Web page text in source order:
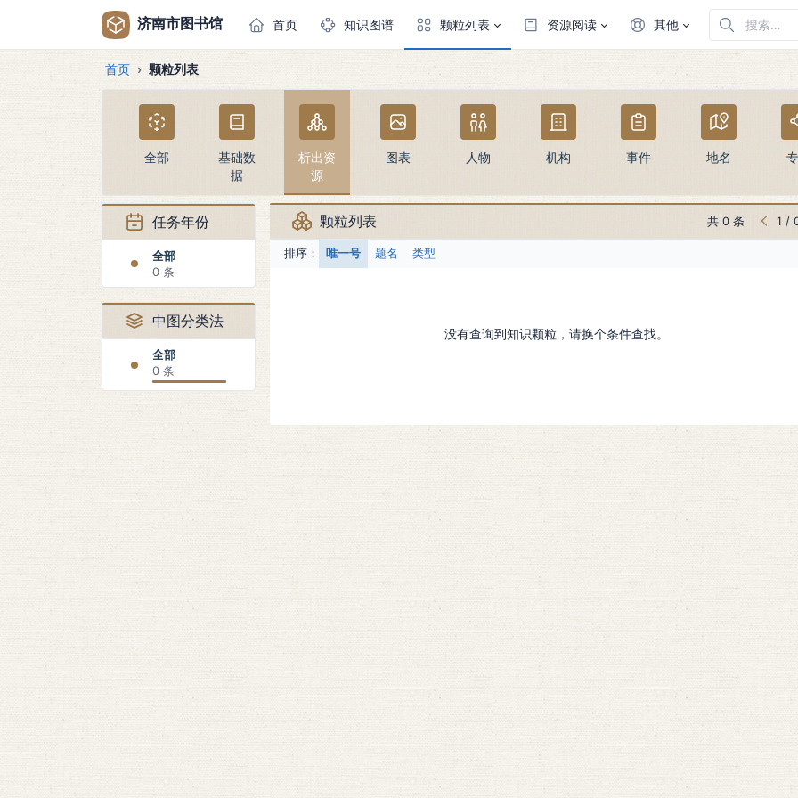
济南市图书馆 首页 知识图谱 颗粒列表 资源阅读 其他
首页 颗粒列表
全部
基础数
据
析出资
源
图表 人物 机构 事件 地名
任务年份
全部
0 条
中图分类法
全部
0 条
颗粒列表 共 0 条 1 /
排序： 唯一号 题名 类型
没有查询到知识颗粒，请换个条件查找。